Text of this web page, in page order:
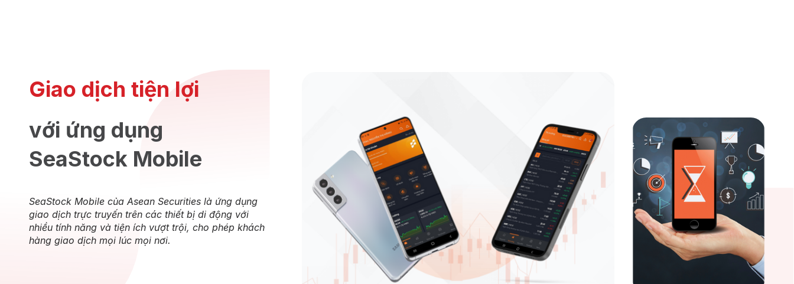
Giao dịch tiện lợi
với ứng dụng
SeaStock Mobile
SeaStock Mobile của Asean Securities là ứng dụng
giao dịch trực truyến trên các thiết bị di động với
nhiều tính năng và tiện ích vượt trội, cho phép khách
hàng giao dịch mọi lúc mọi nơi.